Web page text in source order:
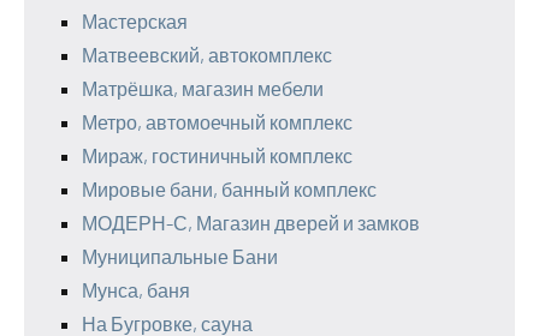
Мастерская
Матвеевский, автокомплекс
Матрёшка, магазин мебели
Метро, автомоечный комплекс
Мираж, гостиничный комплекс
Мировые бани, банный комплекс
МОДЕРН-С, Магазин дверей и замков
Муниципальные Бани
Мунса, баня
На Бугровке, сауна